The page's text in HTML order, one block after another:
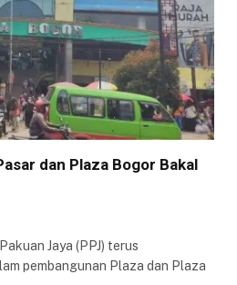
dan Plaza Bogor Bakal
Jaya (PPJ) terus
pembangunan Plaza dan Plaza